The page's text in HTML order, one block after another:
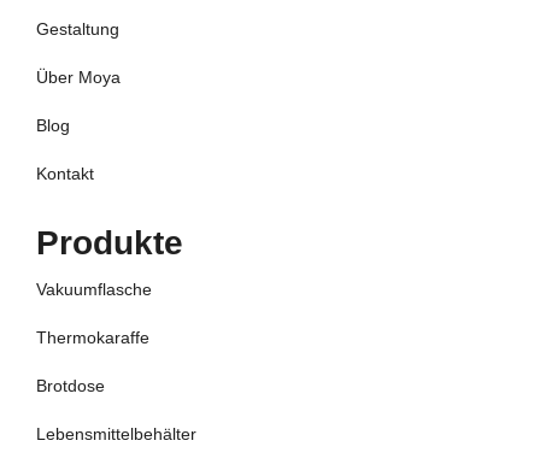
Gestaltung
Über Moya
Blog
Kontakt
Produkte
Vakuumflasche
Thermokaraffe
Brotdose
Lebensmittelbehälter